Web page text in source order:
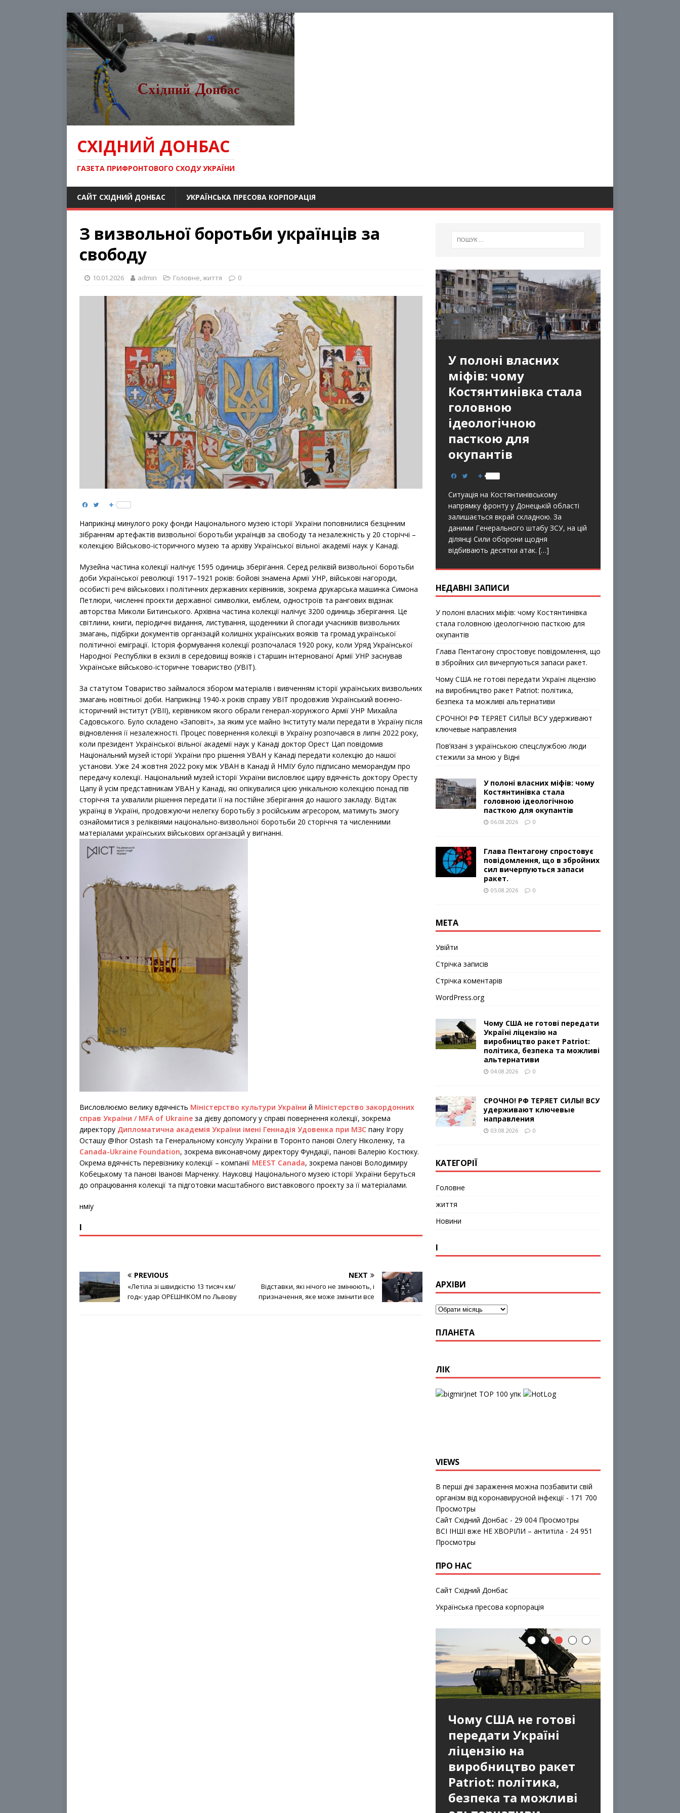
СХІДНИЙ ДОНБАС
ГАЗЕТА ПРИФРОНТОВОГО СХОДУ УКРАЇНИ
САЙТ СХІДНИЙ ДОНБАС УКРАЇНСЬКА ПРЕСОВА КОРПОРАЦІЯ
З визвольної боротьби українців за
свободу
10.01.2026 admin Головне,життя 0
e
b
o
o
t
t
e
r
S
h
r
e
Наприкінці минулого року фонди Національного музею історії України поповнилися безцінним
зібранням артефактів визвольної боротьби українців за свободу та незалежність у 20 сторіччі –
колекцією Військово-історичного музею та архіву Української вільної академії наук у Канаді.
Музейна частина колекції налічує 1595 одиниць зберігання. Серед реліквій визвольної боротьби
доби Української революції 1917–1921 років: бойові знамена Армії УНР, військові нагороди,
особисті речі військових і політичних державних керівників, зокрема друкарська машинка Симона
Петлюри, численні проєкти державної символіки, емблем, одностроїв та рангових відзнак
авторства Миколи Битинського. Архівна частина колекції налічує 3200 одиниць зберігання. Це
світлини, книги, періодичні видання, листування, щоденники й спогади учасників визвольних
змагань, підбірки документів організацій колишніх українських вояків та громад української
політичної еміграції. Історія формування колекції розпочалася 1920 року, коли Уряд Української
Народної Республіки в екзилі в середовищі вояків і старшин інтернованої Армії УНР заснував
Українське військово-історичне товариство (УВІТ).
За статутом Товариство займалося збором матеріалів і вивченням історії українських визвольних
змагань новітньої доби. Наприкінці 1940-х років справу УВІТ продовжив Український воєнно-
історичний інститут (УВІІ), керівником якого обрали генерал-хорунжого Армії УНР Михайла
Садовського. Було складено «Заповіт», за яким усе майно Інституту мали передати в Україну після
відновлення її незалежності. Процес повернення колекції в Україну розпочався в липні 2022 року,
коли президент Української вільної академії наук у Канаді доктор Орест Цап повідомив
Національний музей історії України про рішення УВАН у Канаді передати колекцію до нашої
установи. Уже 24 жовтня 2022 року між УВАН в Канаді й НМІУ було підписано меморандум про
передачу колекції. Національний музей історії України висловлює щиру вдячність доктору Оресту
Цапу й усім представникам УВАН у Канаді, які опікувалися цією унікальною колекцією понад пів
сторіччя та ухвалили рішення передати її на постійне зберігання до нашого закладу. Відтак
українці в Україні, продовжуючи нелегку боротьбу з російським агресором, матимуть змогу
ознайомитися з реліквіями національно-визвольної боротьби 20 сторіччя та численними
матеріалами українських військових організацій у вигнанні.
Висловлюємо велику вдячність Міністерство культури України й Міністерство закордонних
справ України / MFA of Ukraine за дієву допомогу у справі повернення колекції, зокрема
директору Дипломатична академія України імені Геннадія Удовенка при МЗС пану Ігору
Осташу @Ihor Ostash та Генеральному консулу України в Торонто панові Олегу Ніколенку, та
Canada-Ukraine Foundation, зокрема виконавчому директору Фундації, панові Валерію Костюку.
Окрема вдячність перевізнику колекції – компанії MEEST Canada, зокрема панові Володимиру
Кобецькому та панові Іванові Марченку. Науковці Національного музею історії України беруться
до опрацювання колекції та підготовки масштабного виставкового проєкту за її матеріалами.
нміу
І
PREVIOUS
«Летіла зі швидкістю 13 тисяч км/
год»: удар ОРЕШНІКОМ по Львову
NEXT
Відставки, які нічого не змінюють, і
призначення, яке може змінити все
У полоні власних
міфів: чому
Костянтинівка стала
головною
ідеологічною
пасткою для
окупантів
e
b
o
o
k
t
t
e
r
S
h
r
e
Ситуація на Костянтинівському
напрямку фронту у Донецькій області
залишається вкрай складною. За
даними Генерального штабу ЗСУ, на цій
ділянці Сили оборони щодня
відбивають десятки атак. […]
НЕДАВНІ ЗАПИСИ
У полоні власних міфів: чому Костянтинівка
стала головною ідеологічною пасткою для
окупантів
Глава Пентагону спростовує повідомлення, що
в збройних сил вичерпуються запаси ракет.
Чому США не готові передати Україні ліцензію
на виробництво ракет Patriot: політика,
безпека та можливі альтернативи
СРОЧНО! РФ ТЕРЯЕТ СИЛЫ! ВСУ удерживают
ключевые направления
Пов’язані з українською спецслужбою люди
стежили за мною у Відні
У полоні власних міфів: чому
Костянтинівка стала
головною ідеологічною
пасткою для окупантів
06.08.2026 0
Глава Пентагону спростовує
повідомлення, що в збройних
сил вичерпуються запаси
ракет.
05.08.2026 0
МЕТА
Увійти
Стрічка записів
Стрічка коментарів
WordPress.org
Чому США не готові передати
Україні ліцензію на
виробництво ракет Patriot:
політика, безпека та можливі
альтернативи
04.08.2026 0
СРОЧНО! РФ ТЕРЯЕТ СИЛЫ! ВСУ
удерживают ключевые
направления
03.08.2026 0
КАТЕГОРІЇ
Головне
життя
Новини
І
АРХІВИ
ПЛАНЕТА
ЛІК
упк
VIEWS
В перші дні зараження можна позбавити свій
організм від коронавирусной інфекції- 171 700
Просмотры
Сайт Східний Донбас- 29 004 Просмотры
ВСІ ІНШІ вже НЕ ХВОРІЛИ – антитіла - 24 951
Просмотры
ПРО НАС
Сайт Східний Донбас
Українська пресова корпорація
Чому США не готові
передати Україні
ліцензію на
виробництво ракет
Patriot: політика,
безпека та можливі